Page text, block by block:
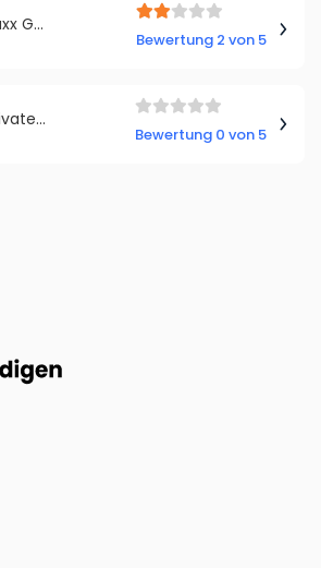
CrediMaxx GmbH
Bewertung 2 von 5
fineo private finance e.K.
Bewertung 0 von 5